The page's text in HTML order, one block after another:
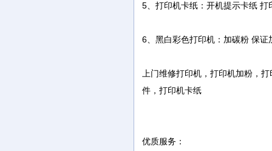
5、打印机卡纸：开机提示卡纸
6、黑白彩色打印机：加碳粉 保
上门维修打印机，打印机加粉，
件，打印机卡纸
优质服务：